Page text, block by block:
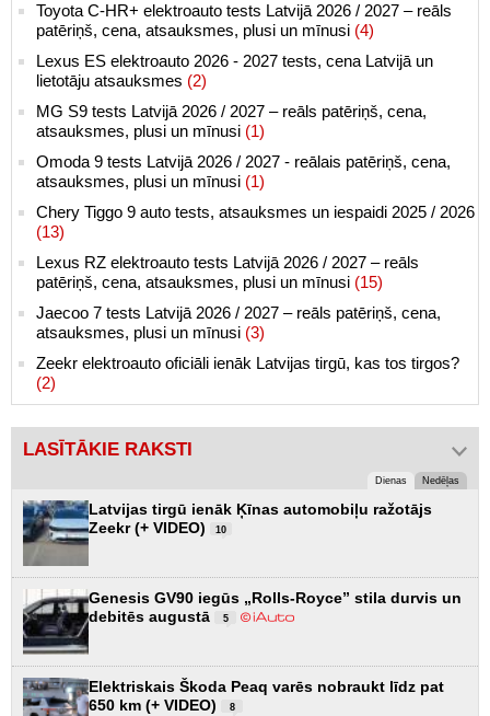
Toyota C-HR+ elektroauto tests Latvijā 2026 / 2027 – reāls
patēriņš, cena, atsauksmes, plusi un mīnusi (4)
Lexus ES elektroauto 2026 - 2027 tests, cena Latvijā un
lietotāju atsauksmes (2)
MG S9 tests Latvijā 2026 / 2027 – reāls patēriņš, cena,
atsauksmes, plusi un mīnusi (1)
Omoda 9 tests Latvijā 2026 / 2027 - reālais patēriņš, cena,
atsauksmes, plusi un mīnusi (1)
Chery Tiggo 9 auto tests, atsauksmes un iespaidi 2025 / 2026
(13)
Lexus RZ elektroauto tests Latvijā 2026 / 2027 – reāls
patēriņš, cena, atsauksmes, plusi un mīnusi (15)
Jaecoo 7 tests Latvijā 2026 / 2027 – reāls patēriņš, cena,
atsauksmes, plusi un mīnusi (3)
Zeekr elektroauto oficiāli ienāk Latvijas tirgū, kas tos tirgos?
(2)
LASĪTĀKIE RAKSTI
Dienas Nedēļas
Latvijas tirgū ienāk Ķīnas automobiļu ražotājs
Zeekr (+ VIDEO)
10
Genesis GV90 iegūs „Rolls-Royce” stila durvis un
debitēs augustā
5
Elektriskais Škoda Peaq varēs nobraukt līdz pat
650 km (+ VIDEO)
8